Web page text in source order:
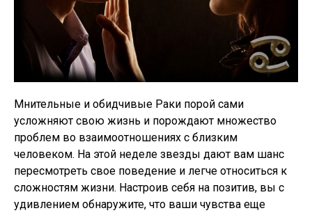
Мнительные и обидчивые Раки порой сами
усложняют свою жизнь и порождают множество
проблем во взаимоотношениях с близким
человеком. На этой неделе звезды дают вам шанс
пересмотреть свое поведение и легче относиться к
сложностям жизни. Настроив себя на позитив, вы с
удивлением обнаружите, что ваши чувства еще